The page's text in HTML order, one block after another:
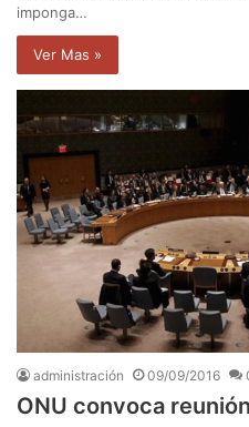
imponga…
Ver Mas »
administración 09/09/2016
ONU convoca